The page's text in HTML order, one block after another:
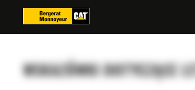
WSKAZÓWKI DOTYCZĄCE
Panel zarządzania plikami cookies